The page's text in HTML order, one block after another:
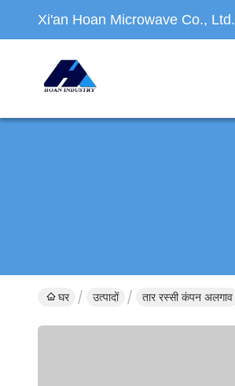
Xi'an Hoan Microwave Co., Ltd.
घर उत्पादों तार रस्सी कंपन अलगाव